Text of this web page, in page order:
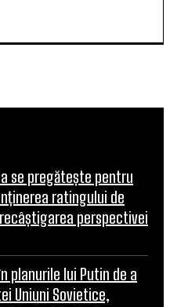
se pregătește pentru
ratingului de
perspectivei
planurile lui Putin de a
Uniuni Sovietice,